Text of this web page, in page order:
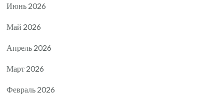
Июнь 2026
Май 2026
Апрель 2026
Март 2026
Февраль 2026